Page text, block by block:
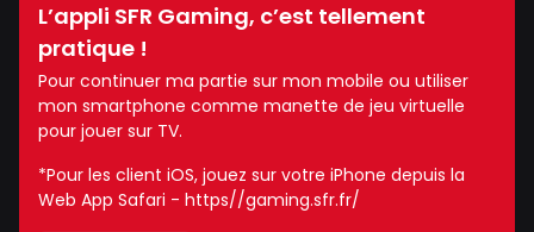
L’appli SFR Gaming, c’est tellement
pratique !
Pour continuer ma partie sur mon mobile ou utiliser
mon smartphone comme manette de jeu virtuelle
pour jouer sur TV.
*Pour les client iOS, jouez sur votre iPhone depuis la
Web App Safari - https//gaming.sfr.fr/